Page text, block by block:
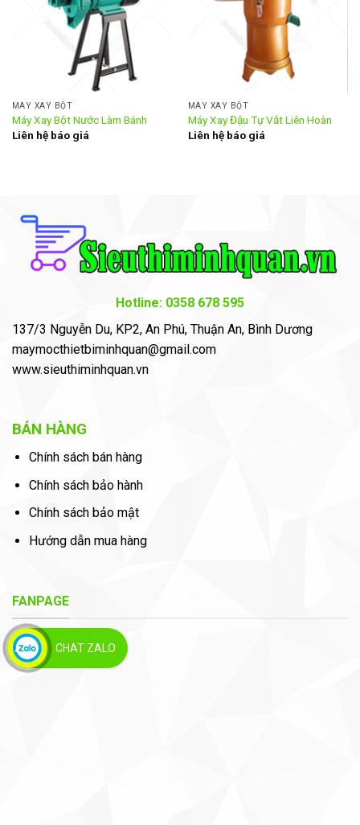
MÁY XAY BỘT
Máy Xay Bột Nước Làm Bánh
Liên hệ báo giá
MÁY XAY BỘT
Máy Xay Đậu Tự Vắt Liên Hoàn
Liên hệ báo giá
Hotline: 0358 678 595
137/3 Nguyễn Du, KP2, An Phú, Thuận An, Bình Dương
maymocthietbiminhquan@gmail.com
www.sieuthiminhquan.vn
BÁN HÀNG
Chính sách bán hàng
Chính sách bảo hành
Chính sách bảo mật
Hướng dẫn mua hàng
FANPAGE
CHAT ZALO